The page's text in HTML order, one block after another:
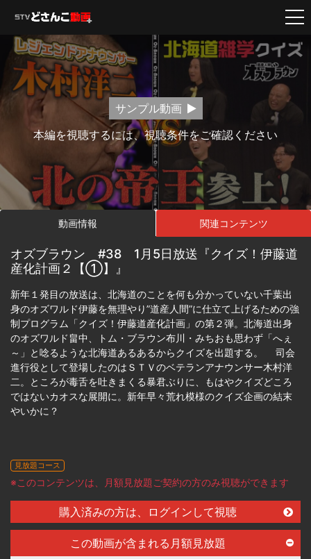
サンプル動画
本編を視聴するには、視聴条件をご確認ください
動画情報 関連コンテンツ
オズブラウン #38 1月5日放送『クイズ！伊藤道
産化計画２【①】』
新年１発目の放送は、北海道のことを何も分かっていない千葉出
身のオズワルド伊藤を無理やり”道産人間”に仕立て上げるための強
制プログラム「クイズ！伊藤道産化計画」の第２弾。北海道出身
のオズワルド畠中、トム・ブラウン布川・みちおも思わず「へぇ
～」と唸るような北海道あるあるからクイズを出題する。 司会
進行役として登場したのはＳＴＶのベテランアナウンサー木村洋
二。ところが毒舌を吐きまくる暴君ぶりに、もはやクイズどころ
ではないカオスな展開に。新年早々荒れ模様のクイズ企画の結末
やいかに？
見放題コース
※このコンテンツは、月額見放題ご契約の方のみ視聴ができます
購入済みの方は、ログインして視聴
この動画が含まれる月額見放題